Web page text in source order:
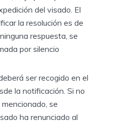
del visado. El
la resolución es de
respuesta, se
por silencio
ser recogido en el
la notificación. Si no
se
ha renunciado al